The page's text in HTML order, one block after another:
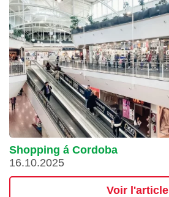
Shopping á Cordoba
16.10.2025
Voir l'article